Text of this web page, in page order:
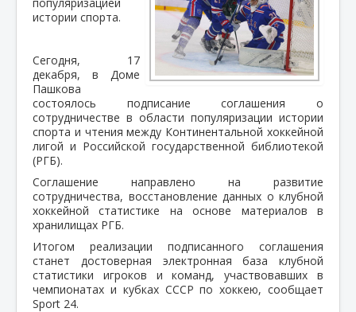
истории спорта.
Сегодня, 17
декабря, в Доме
Пашкова
состоялось подписание соглашения о
сотрудничестве в области популяризации истории
спорта и чтения между Континентальной хоккейной
лигой и Российской государственной библиотекой
(РГБ).
Соглашение направлено на развитие
сотрудничества, восстановление данных о клубной
хоккейной статистике на основе материалов в
хранилищах РГБ.
Итогом реализации подписанного соглашения
станет достоверная электронная база клубной
статистики игроков и команд, участвовавших в
чемпионатах и кубках СССР по хоккею, сообщает
Sport 24.